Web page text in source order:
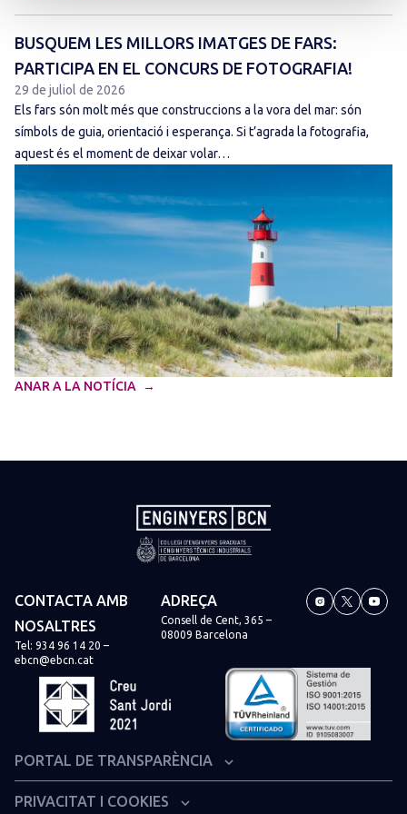
BUSQUEM LES MILLORS IMATGES DE FARS:
PARTICIPA EN EL CONCURS DE FOTOGRAFIA!
29 de juliol de 2026
Els fars són molt més que construccions a la vora del mar: són
símbols de guia, orientació i esperança. Si t’agrada la fotografia,
aquest és el moment de deixar volar…
ANAR A LA NOTÍCIA
CONTACTA AMB
NOSALTRES
Tel: 934 96 14 20 –
ebcn@ebcn.cat
ADREÇA
Consell de Cent, 365 –
08009 Barcelona
PORTAL DE TRANSPARÈNCIA
PRIVACITAT I COOKIES